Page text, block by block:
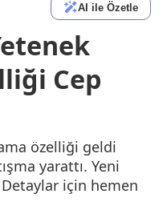
AI ile Özetle
Cep
özelliği geldi
yarattı. Yeni
için hemen